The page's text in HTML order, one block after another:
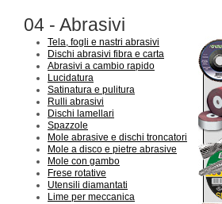
04 - Abrasivi
Tela, fogli e nastri abrasivi
Dischi abrasivi fibra e carta
Abrasivi a cambio rapido
Lucidatura
Satinatura e pulitura
Rulli abrasivi
Dischi lamellari
Spazzole
Mole abrasive e dischi troncatori
Mole a disco e pietre abrasive
Mole con gambo
Frese rotative
Utensili diamantati
Lime per meccanica